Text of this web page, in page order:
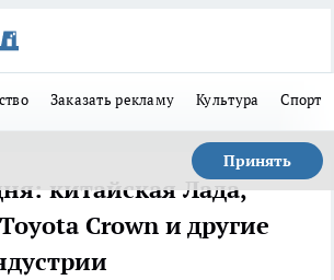
Заказать рекламу Культура Спорт
Принять
китайская Лада,
Crown и другие